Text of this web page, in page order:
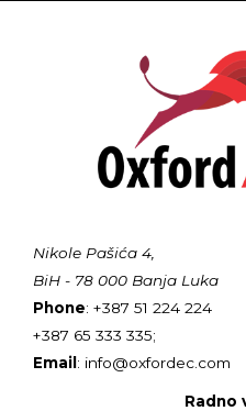
Nikole Pašića 4,
BiH - 78 000 Banja Luka
Phone: +387 51 224 224
+387 65 333 335;
Email: info@oxfordec.com
Radno